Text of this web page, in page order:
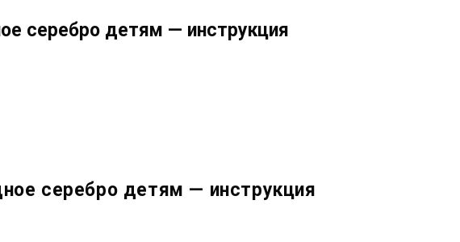
серебро детям — инструкция
серебро детям — инструкция